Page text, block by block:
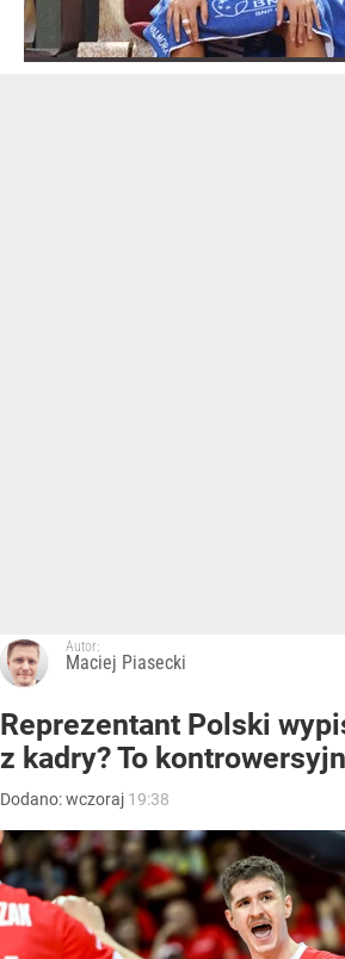
Autor:
Maciej Piasecki
Reprezentant Polski
z kadry? To
Dodano:wczoraj 19:38